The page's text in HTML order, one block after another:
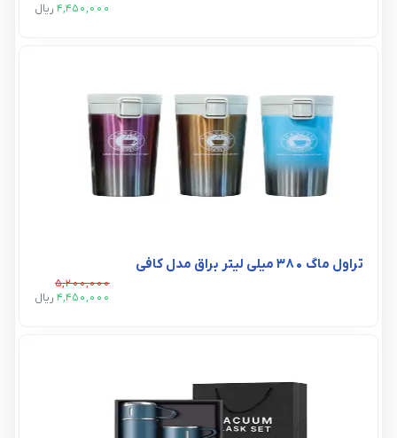
4,450,000 ريال
تراول ماگ 380 میلی لیتر براق مدل کافی
5,200,000
4,450,000 ريال